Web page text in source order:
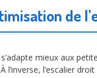
de
mieux aux
l’inverse, l’escalier